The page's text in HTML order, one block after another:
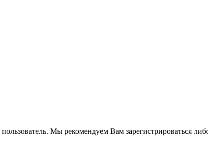
Мы рекомендуем Вам зарегистрироваться